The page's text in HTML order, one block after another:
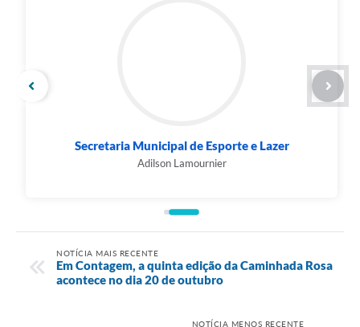
Secretaria Municipal de Esporte e Lazer
Adilson Lamournier
NOTÍCIA MAIS RECENTE
Em Contagem, a quinta edição da Caminhada Rosa
acontece no dia 20 de outubro
NOTÍCIA MENOS RECENTE